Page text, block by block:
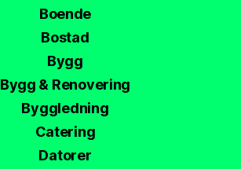
Boende
Bostad
Bygg
Bygg & Renovering
Byggledning
Catering
Datorer